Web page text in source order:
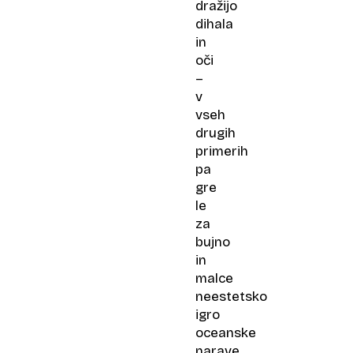
dražijo
dihala
in
oči
–
v
vseh
drugih
primerih
pa
gre
le
za
bujno
in
malce
neestetsko
igro
oceanske